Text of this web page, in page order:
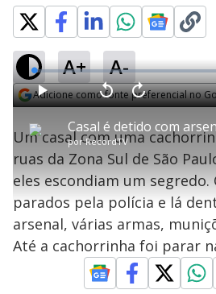
A+ A-
Adicione como fonte preferencial no
P
l
a
y
porRecordTV
P V
l
t
a
r
1
0
e
g
n
d
s
A
a
n
ç
a
1
s
e
u
n
o
s
L
o
a
d
e
:
1
.
5
2
%
Um casal com uma
ruas da Zona Sul de São
eles escondiam um
parados pela polícia e lá
arsenal, várias armas,
Até a cachorrinha foi parar